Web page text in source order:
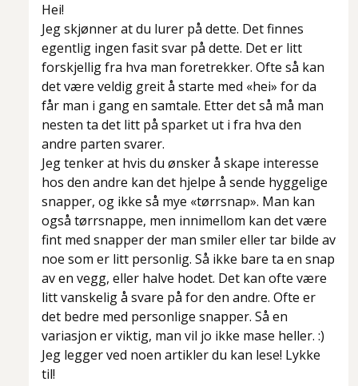
Hei!
Jeg skjønner at du lurer på dette. Det finnes
egentlig ingen fasit svar på dette. Det er litt
forskjellig fra hva man foretrekker. Ofte så kan
det være veldig greit å starte med «hei» for da
får man i gang en samtale. Etter det så må man
nesten ta det litt på sparket ut i fra hva den
andre parten svarer.
Jeg tenker at hvis du ønsker å skape interesse
hos den andre kan det hjelpe å sende hyggelige
snapper, og ikke så mye «tørrsnap». Man kan
også tørrsnappe, men innimellom kan det være
fint med snapper der man smiler eller tar bilde av
noe som er litt personlig. Så ikke bare ta en snap
av en vegg, eller halve hodet. Det kan ofte være
litt vanskelig å svare på for den andre. Ofte er
det bedre med personlige snapper. Så en
variasjon er viktig, man vil jo ikke mase heller. :)
Jeg legger ved noen artikler du kan lese! Lykke
til!